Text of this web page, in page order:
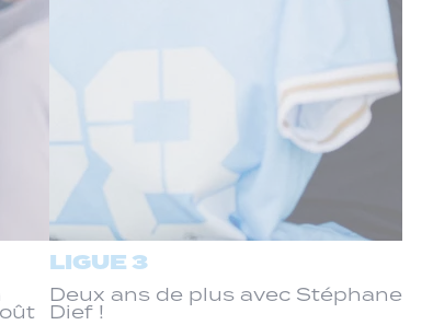
LIGUE 3
Deux ans de plus avec Stéphane
Dief !